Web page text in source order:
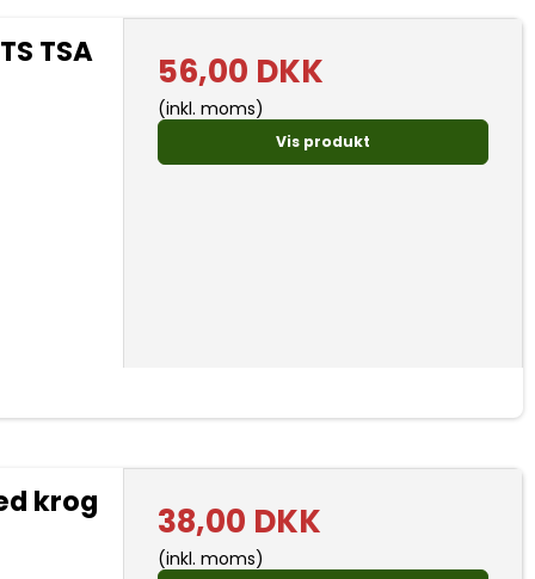
TSA 56,00 DKK
(inkl. moms)
Vis produkt
krog 38,00 DKK
(inkl. moms)